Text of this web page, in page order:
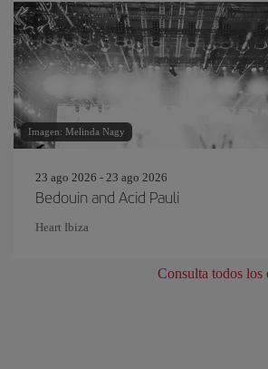
Imagen: Melinda Nagy
23 ago 2026 - 23 ago 2026
Bedouin and Acid Pauli
Heart Ibiza
Consulta todos los